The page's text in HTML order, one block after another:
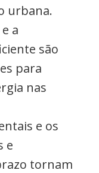
urbana.
a
são
para
nas
e os
e
tornam